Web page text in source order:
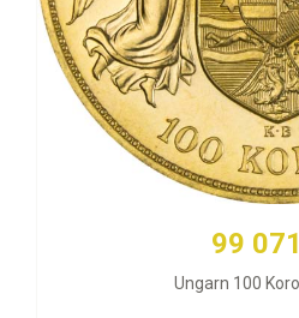
99
Ungarn 100